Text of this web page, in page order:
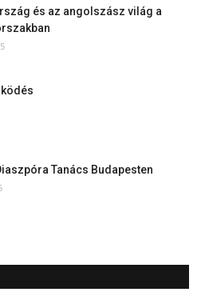
és az angolszász világ a
Tanács Budapesten